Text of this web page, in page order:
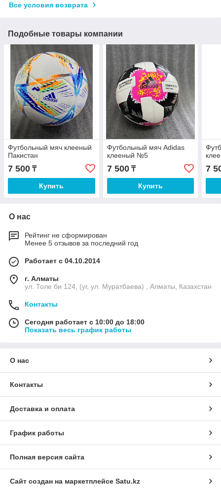
Все условия возврата
Подобные товары компании
Футбольный мяч клееный
Пакистан
7 500 ₸
Купить
Футбольный мяч Adidas
клееный №5
7 500₸
Купить
7
О нас
Рейтинг не сформирован
Менее 5 отзывов за последний год
Работает с 04.10.2014
г. Алматы
ул. Толе би 124, (уг, ул. Муратбаева) , Алматы, Казахстан
Контакты
Сегодня работает с 10:00 до 18:00
Показать весь график работы
О нас
Контакты
Доставка и оплата
График работы
Полная версия сайта
Сайт создан на маркетплейсе Satu.kz